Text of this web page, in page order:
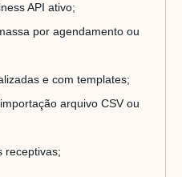
API ativo;
por agendamento ou
e com templates;
arquivo CSV ou
receptivas;